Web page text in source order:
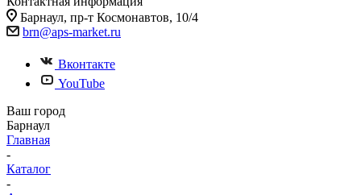
Барнаул, пр-т Космонавтов, 10/4
brn@aps-market.ru
Вконтакте
YouTube
Ваш город
Барнаул
Главная
-
Каталог
-